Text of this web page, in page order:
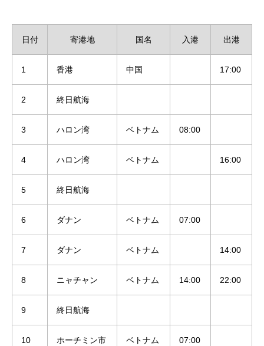
日付 寄港地 国名 入港 出港
1 香港 中国 17:00
2 終日航海
3 ハロン湾 ベトナム 08:00
4 ハロン湾 ベトナム 16:00
5 終日航海
6 ダナン ベトナム 07:00
7 ダナン ベトナム 14:00
8 ニャチャン ベトナム 14:00 22:00
9 終日航海
10 ホーチミン市 ベトナム 07:00